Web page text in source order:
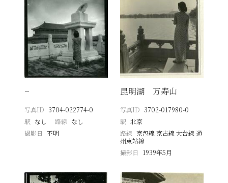
−
写真ID 3704-022774-0
駅 なし 路線 なし
撮影日
不明
昆明湖 万寿山
写真ID 3702-017980-0
駅 北京
路線 京包線 京古線 大台線 通
州東站線
撮影日
1939年5月